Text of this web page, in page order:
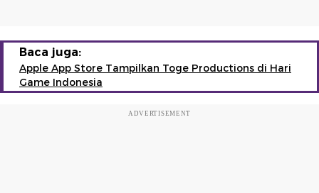
Baca juga:
Apple App Store Tampilkan Toge Productions di Hari
Game Indonesia
ADVERTISEMENT